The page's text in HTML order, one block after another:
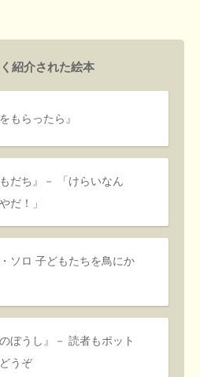
紹介された絵本
もらったら』
だち』－ 「けらいなん
だ！」
・ソロ 子どもたちを鳥にか
ぼうし』－ 読者もポット
うぞ